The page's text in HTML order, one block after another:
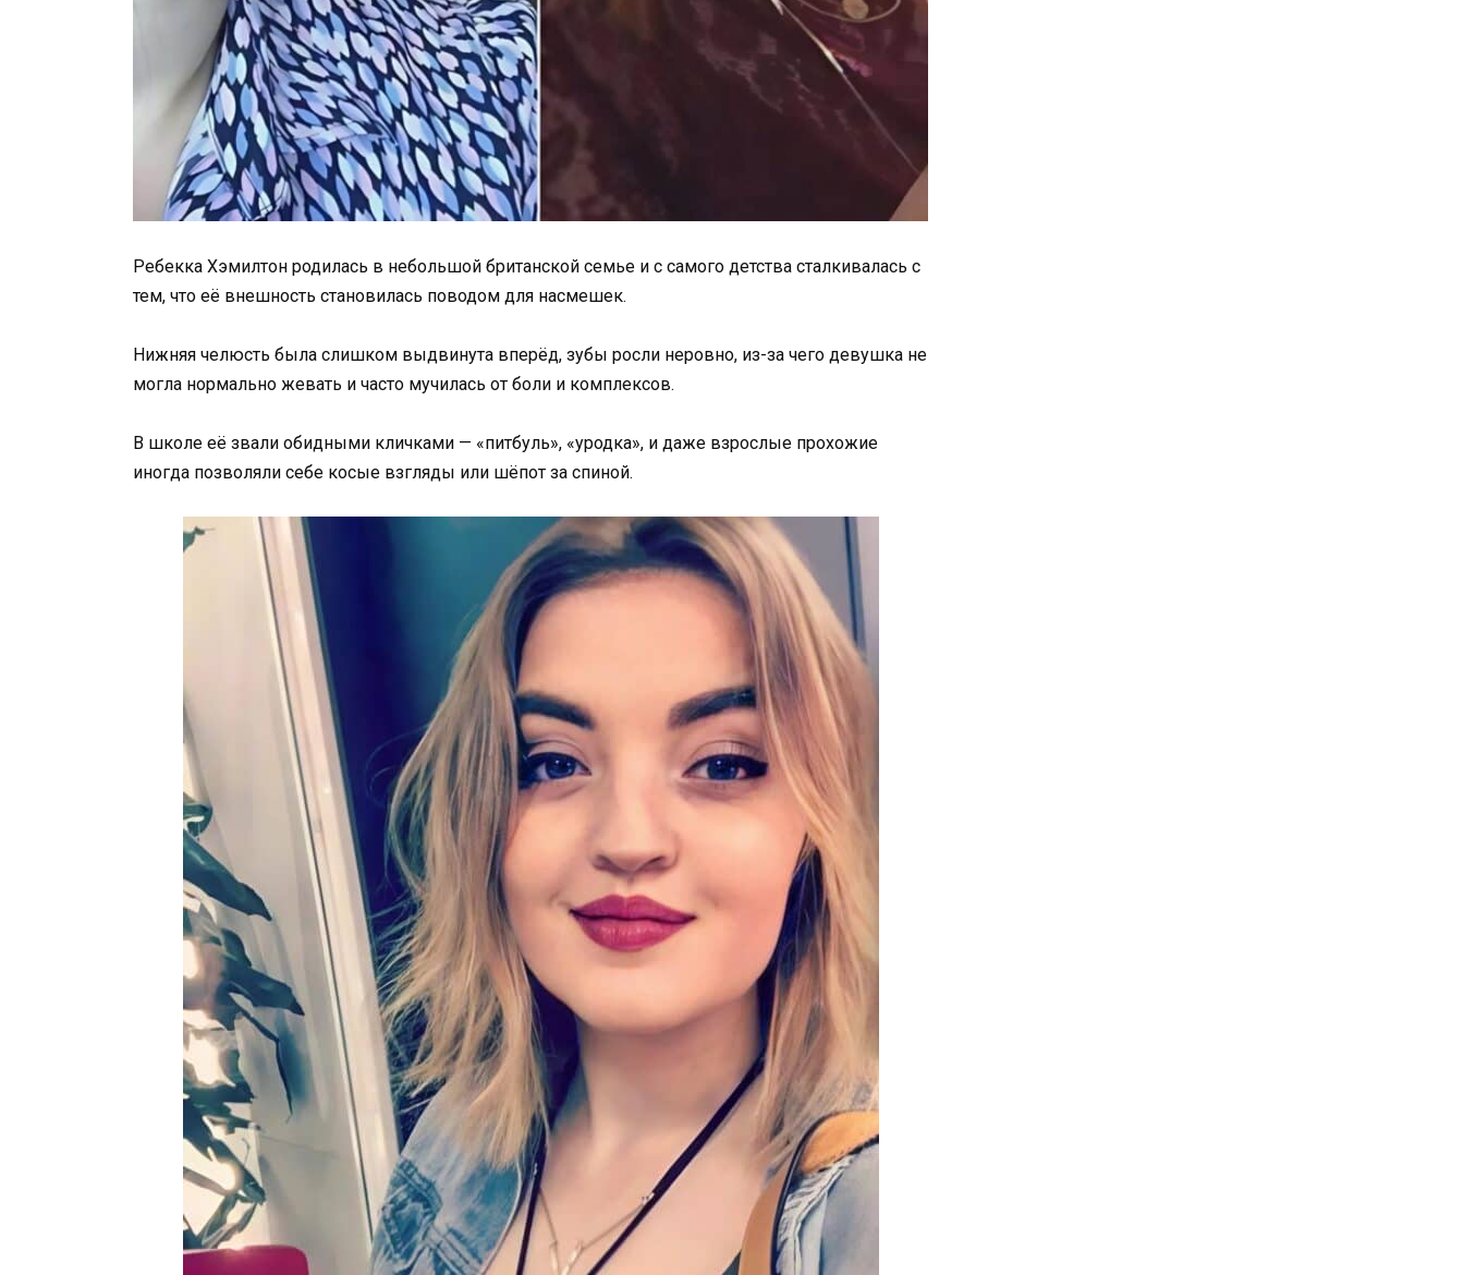
Ребекка Хэмилтон родилась в небольшой британской семье и с самого детства сталкивалась с
тем, что её внешность становилась поводом для насмешек.
Нижняя челюсть была слишком выдвинута вперёд, зубы росли неровно, из-за чего девушка не
могла нормально жевать и часто мучилась от боли и комплексов.
В школе её звали обидными кличками — «питбуль», «уродка», и даже взрослые прохожие
иногда позволяли себе косые взгляды или шёпот за спиной.